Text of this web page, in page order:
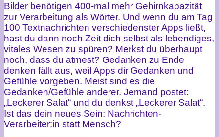
Bilder benötigen 400-mal mehr Gehirnkapazität
zur Verarbeitung als Wörter. Und wenn du am Tag
100 Textnachrichten verschiedenster Apps ließt,
hast du dann noch Zeit dich selbst als lebendiges,
vitales Wesen zu spüren? Merkst du überhaupt
noch, dass du atmest? Gedanken zu Ende
denken fällt aus, weil Apps dir Gedanken und
Gefühle vorgeben. Meist sind es die
Gedanken/Gefühle anderer. Jemand postet:
„Leckerer Salat“ und du denkst „Leckerer Salat“.
Ist das dein neues Sein: Nachrichten-
Verarbeiter:in statt Mensch?